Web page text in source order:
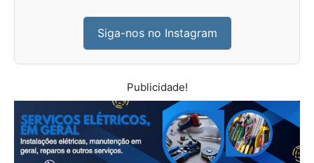
Siga-nos no Instagram
Publicidade!